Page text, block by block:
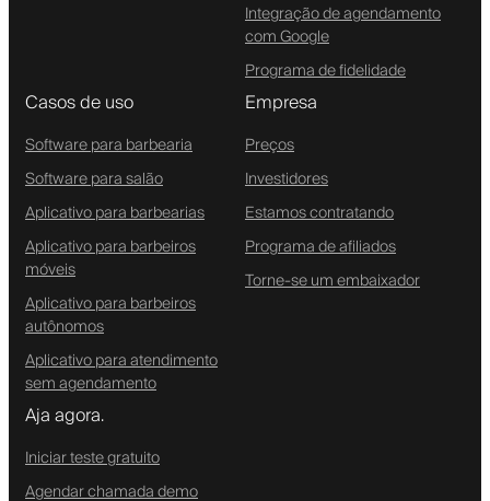
Integração de agendamento
com Google
Programa de fidelidade
Casos de uso
Software para barbearia
Software para salão
Aplicativo para barbearias
Aplicativo para barbeiros
móveis
Aplicativo para barbeiros
autônomos
Aplicativo para atendimento
sem agendamento
Empresa
Preços
Investidores
Estamos contratando
Programa de afiliados
Torne-se um embaixador
Aja agora.
Iniciar teste gratuito
Agendar chamada demo